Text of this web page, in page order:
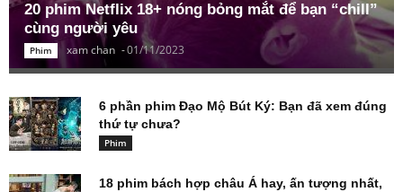
20 phim Netflix 18+ nóng bỏng mắt để bạn “chill”
cùng người yêu
Phim xam chan -01/11/2023
6 phần phim Đạo Mộ Bút Ký: Bạn đã xem đúng
thứ tự chưa?
Phim
18 phim bách hợp châu Á hay, ấn tượng nhất,